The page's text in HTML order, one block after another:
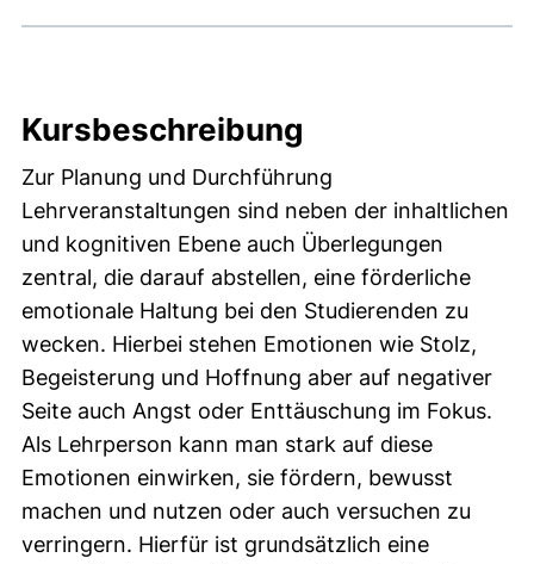
Kursbeschreibung
Zur Planung und Durchführung
Lehrveranstaltungen sind neben der inhaltlichen
und kognitiven Ebene auch Überlegungen
zentral, die darauf abstellen, eine förderliche
emotionale Haltung bei den Studierenden zu
wecken. Hierbei stehen Emotionen wie Stolz,
Begeisterung und Hoffnung aber auf negativer
Seite auch Angst oder Enttäuschung im Fokus.
Als Lehrperson kann man stark auf diese
Emotionen einwirken, sie fördern, bewusst
machen und nutzen oder auch versuchen zu
verringern. Hierfür ist grundsätzlich eine